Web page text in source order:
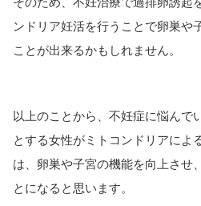
ンドリア妊活を行うことで卵巣や
ことが出来るかもしれません。
以上のことから、不妊症に悩んで
とする女性がミトコンドリアによ
は、卵巣や子宮の機能を向上させ
とになると思います。